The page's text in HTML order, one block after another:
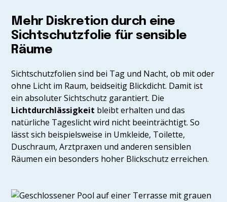
Mehr Diskretion durch eine
Sichtschutzfolie für sensible
Räume
Sichtschutzfolien sind bei Tag und Nacht, ob mit oder
ohne Licht im Raum, beidseitig Blickdicht. Damit ist
ein absoluter Sichtschutz garantiert. Die
Lichtdurchlässigkeit bleibt erhalten und das
natürliche Tageslicht wird nicht beeinträchtigt. So
lässt sich beispielsweise in Umkleide, Toilette,
Duschraum, Arztpraxen und anderen sensiblen
Räumen ein besonders hoher Blickschutz erreichen.